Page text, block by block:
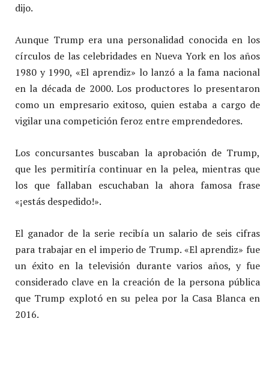
dijo.
Aunque Trump era una personalidad conocida en los
círculos de las celebridades en Nueva York en los años
1980 y 1990, «El aprendiz» lo lanzó a la fama nacional
en la década de 2000. Los productores lo presentaron
como un empresario exitoso, quien estaba a cargo de
vigilar una competición feroz entre emprendedores.
Los concursantes buscaban la aprobación de Trump,
que les permitiría continuar en la pelea, mientras que
los que fallaban escuchaban la ahora famosa frase
«¡estás despedido!».
El ganador de la serie recibía un salario de seis cifras
para trabajar en el imperio de Trump. «El aprendiz» fue
un éxito en la televisión durante varios años, y fue
considerado clave en la creación de la persona pública
que Trump explotó en su pelea por la Casa Blanca en
2016.